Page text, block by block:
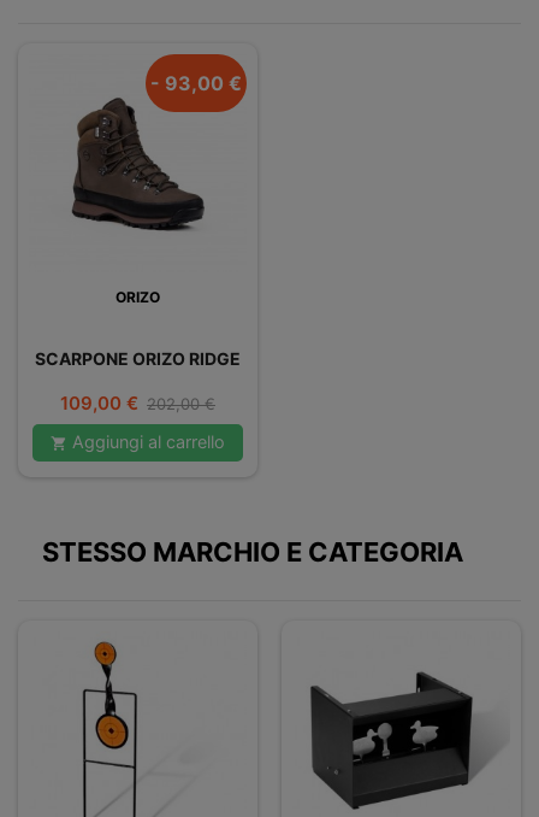
- 93,00 €
ORIZO
SCARPONE ORIZO RIDGE
Prezzo
109,00 € Prezzo
base
202,00 €
 Aggiungi al carrello
STESSO MARCHIO E CATEGORIA